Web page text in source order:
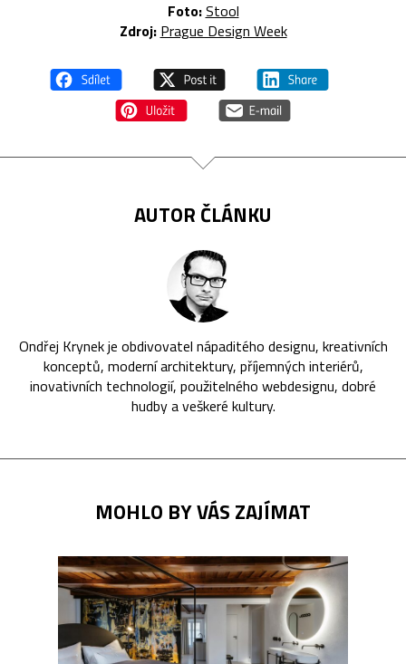
Foto:Stool
Zdroj: Prague Design Week
AUTOR ČLÁNKU
Ondřej Krynek je obdivovatel nápaditého designu, kreativních
konceptů, moderní architektury, příjemných interiérů,
inovativních technologií, použitelného webdesignu, dobré
hudby a veškeré kultury.
MOHLO BY VÁS ZAJÍMAT